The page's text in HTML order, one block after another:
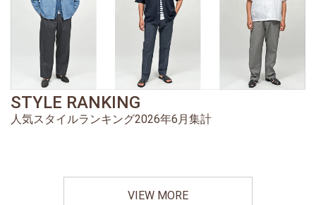
STYLE RANKING
人気スタイルランキング2026年6月集計
VIEW MORE